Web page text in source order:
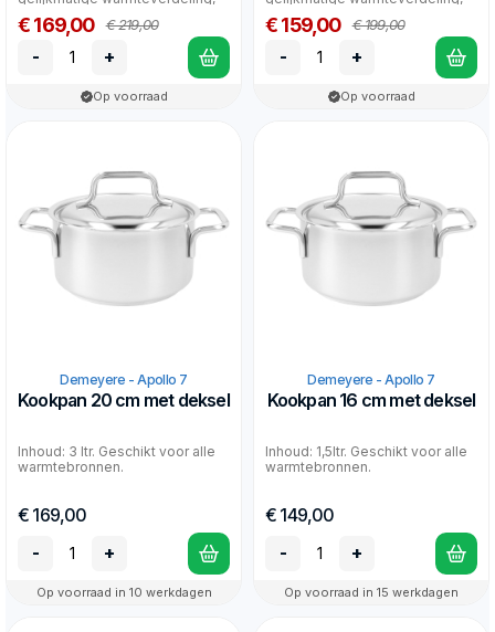
€ 169,00 € 219,00
- +
Op voorraad
€ 159,00 € 199,00
- +
Op voorraad
Demeyere - Apollo 7
Kookpan 20 cm met deksel
Inhoud: 3 ltr. Geschikt voor alle
warmtebronnen.
€ 169,00
-
+
Op voorraad in 10 werkdagen
Demeyere - Apollo 7
Kookpan 16 cm met deksel
Inhoud: 1,5ltr. Geschikt voor alle
warmtebronnen.
€ 149,00
-
+
Op voorraad in 15 werkdagen